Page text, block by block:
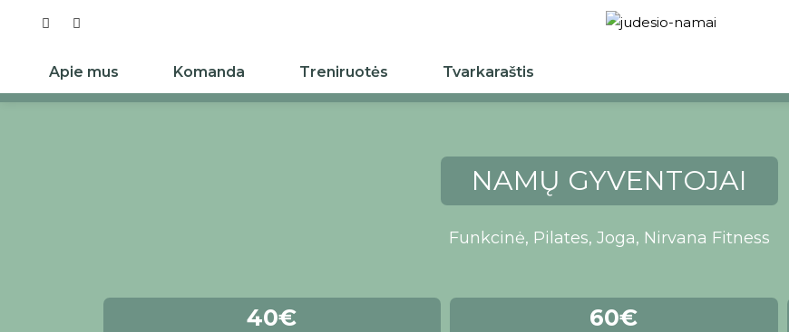
Apie mus Komanda Treniruotės Tvarkaraštis
NAMŲ GYVENTOJAI
Funkcinė, Pilates, Joga, Nirvana Fitness
40€ 60€